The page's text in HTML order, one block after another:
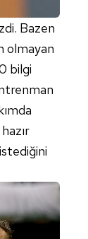
Bazen
olmayan
bilgi